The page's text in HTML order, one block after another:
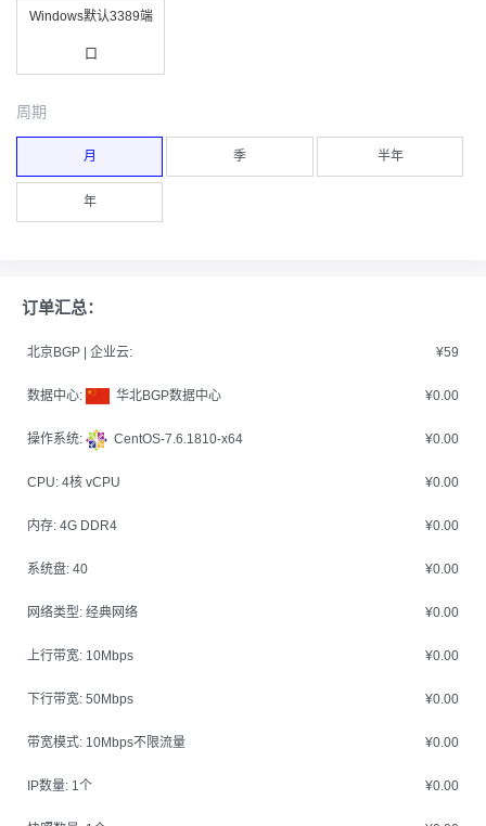
Windows默认3389端
口
周期
月 季 半年
年
订单汇总：
北京BGP | 企业云: ¥59
数据中心: 华北BGP数据中心 ¥0.00
操作系统: CentOS-7.6.1810-x64 ¥0.00
CPU: 4核 vCPU ¥0.00
内存: 4G DDR4 ¥0.00
系统盘: 40 ¥0.00
网络类型: 经典网络 ¥0.00
上行带宽: 10Mbps ¥0.00
下行带宽: 50Mbps ¥0.00
带宽模式: 10Mbps不限流量 ¥0.00
IP数量: 1个 ¥0.00